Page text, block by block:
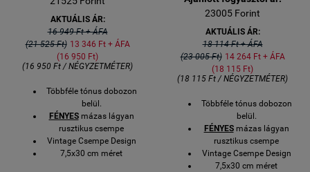
AKTUÁLIS ÁR:
16 949 Ft + ÁFA
(21 525 Ft) 13 346 Ft + ÁFA
(16 950 Ft)
(16 950 Ft / NÉGYZETMÉTER)
Többféle tónus dobozon
belül.
FÉNYESmázas lágyan
rusztikus csempe
Vintage Csempe Design
7,5x30 cm méret
23005 Forint
AKTUÁLIS ÁR:
18 114 Ft + ÁFA
(23 005 Ft) 14 264 Ft + ÁFA
(18 115 Ft)
(18 115 Ft / NÉGYZETMÉTER)
Többféle tónus dobozon
belül.
FÉNYESmázas lágyan
rusztikus csempe
Vintage Csempe Design
7,5x30 cm méret